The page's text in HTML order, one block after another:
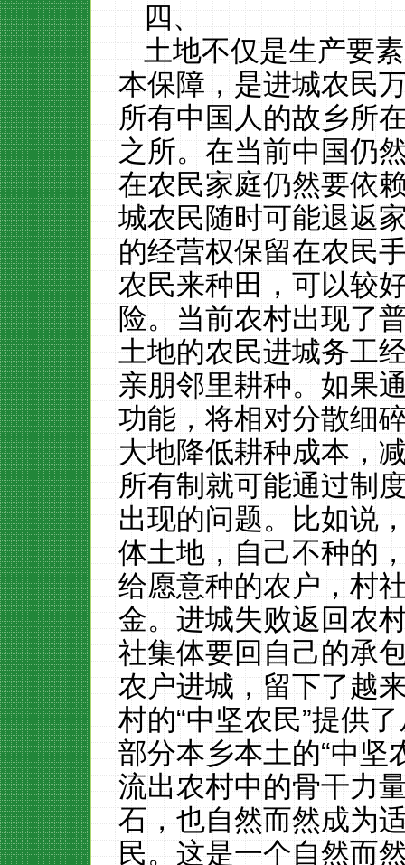
四、
土地不仅是生产要
本保障，是进城农民
所有中国人的故乡所
之所。在当前中国仍
在农民家庭仍然要依
城农民随时可能退返
的经营权保留在农民
农民来种田，可以较
险。当前农村出现了
土地的农民进城务工
亲朋邻里耕种。如果
功能，将相对分散细
大地降低耕种成本，
所有制就可能通过制
出现的问题。比如说
体土地，自己不种的
给愿意种的农户，村
金。进城失败返回农
社集体要回自己的承
农户进城，留下了越
村的“中坚农民”提供
部分本乡本土的“中坚
流出农村中的骨干力
石，也自然而然成为
民。这是一个自然而